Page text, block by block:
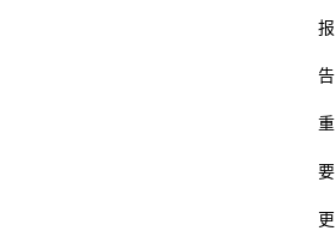
报
告
重
要
更